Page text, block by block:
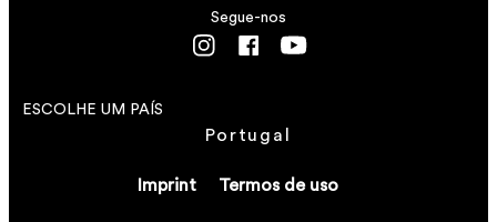
Imprint Termos de uso
ESCOLHE UM PAÍS
Portugal
Segue-nos